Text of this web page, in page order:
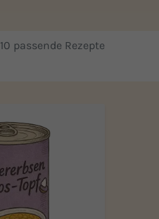
10 passende Rezepte